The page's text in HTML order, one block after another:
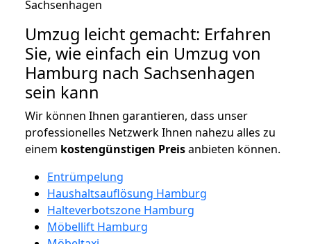
Umzug leicht gemacht: Erfahren
Sie, wie einfach ein Umzug von
Hamburg nach Sachsenhagen
sein kann
Wir können Ihnen garantieren, dass unser
professionelles Netzwerk Ihnen nahezu alles zu
einem kostengünstigen Preisanbieten können.
Entrümpelung
Haushaltsauflösung Hamburg
Halteverbotszone Hamburg
Möbellift Hamburg